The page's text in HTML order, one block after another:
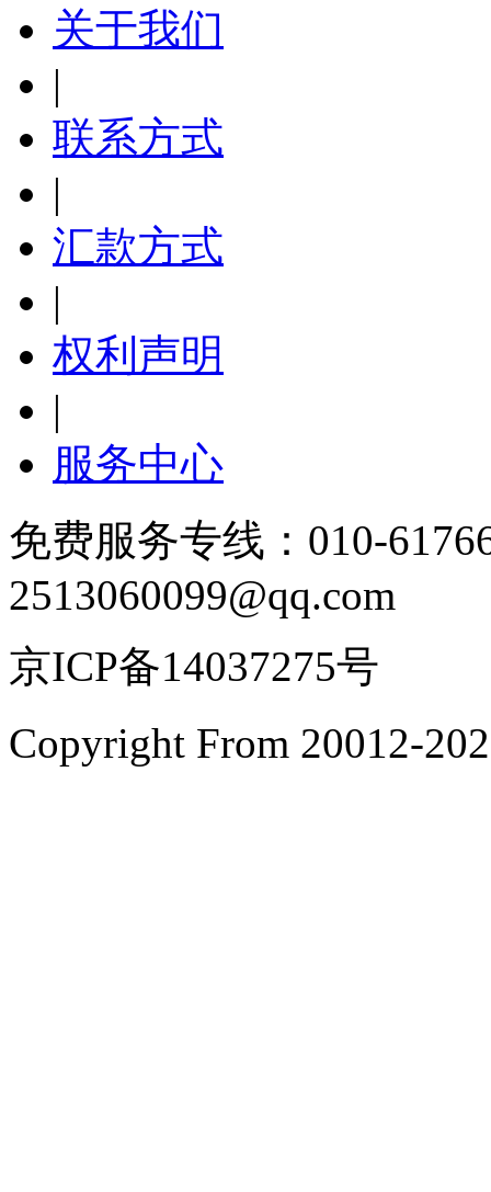
关于我们
|
联系方式
|
汇款方式
|
权利声明
|
服务中心
免费服务专线：010-
2513060099@qq.com
京ICP备14037275号
Copyright From 20012-